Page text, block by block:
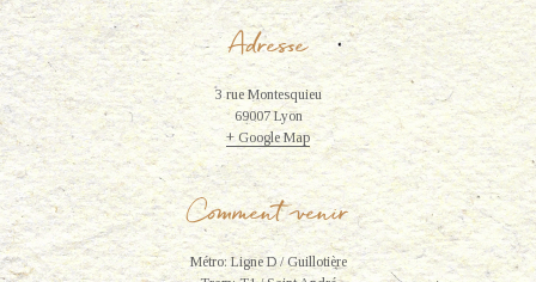
Adresse
3 rue Montesquieu
69007 Lyon
+ Google Map
Comment venir
Métro: Ligne D / Guillotière